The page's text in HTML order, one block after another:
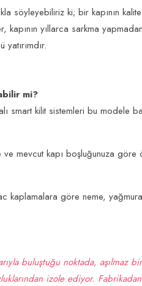
söyleyebiliriz ki; bir kapının
kapının yıllarca sarkma
mi?
smart kilit sistemleri bu modele
ve mevcut kapı boşluğunuza
kaplamalara göre neme,
buluştuğu noktada, aşılmaz
izole ediyor.